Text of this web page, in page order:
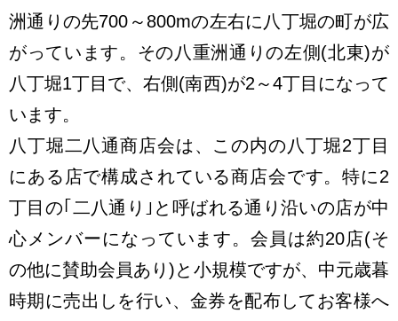
洲通りの先700～800mの左右に八丁堀の町が広
がっています。その八重洲通りの左側(北東)が
八丁堀1丁目で、右側(南西)が2～4丁目になって
います。
八丁堀二八通商店会は、この内の八丁堀2丁目
にある店で構成されている商店会です。特に2
丁目の｢二八通り｣と呼ばれる通り沿いの店が中
心メンバーになっています。会員は約20店(そ
の他に賛助会員あり)と小規模ですが、中元歳暮
時期に売出しを行い、金券を配布してお客様へ